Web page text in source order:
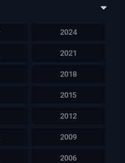
2024
2021
2018
2015
2012
2009
2006